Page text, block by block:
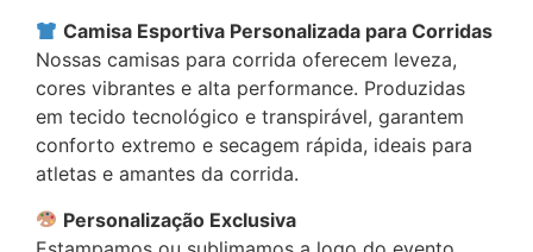
Camisa Esportiva Personalizada para Corridas
Nossas camisas para corrida oferecem leveza,
cores vibrantes e alta performance. Produzidas
em tecido tecnológico e transpirável, garantem
conforto extremo e secagem rápida, ideais para
atletas e amantes da corrida.
Personalização Exclusiva